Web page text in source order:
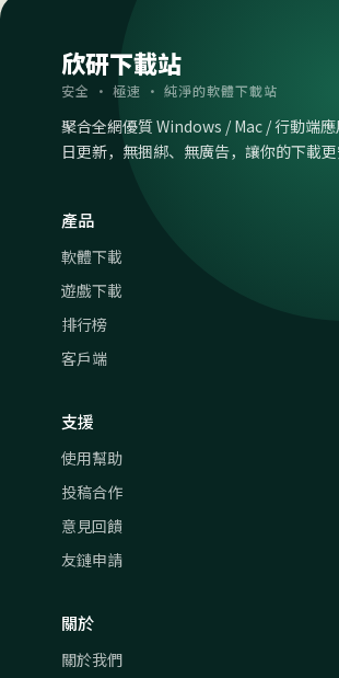
欣研下載站
安全 · 極速 · 純淨的軟體下載站
聚合全網優質 Windows / Mac / 行動端
日更新，無捆綁、無廣告，讓你的下載更
產品
軟體下載
遊戲下載
排行榜
客戶端
支援
使用幫助
投稿合作
意見回饋
友鏈申請
關於
關於我們